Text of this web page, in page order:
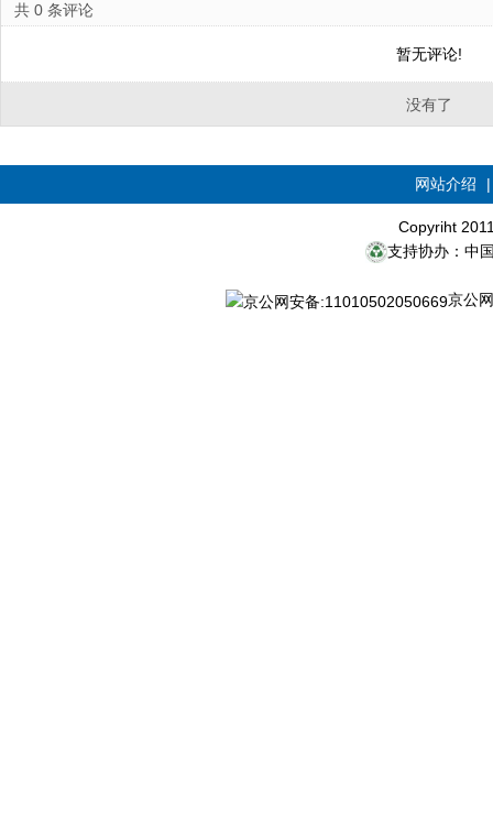
共 0 条评论
暂无评论!
没有了
网站介绍
Copyriht
支持协办：中
京公